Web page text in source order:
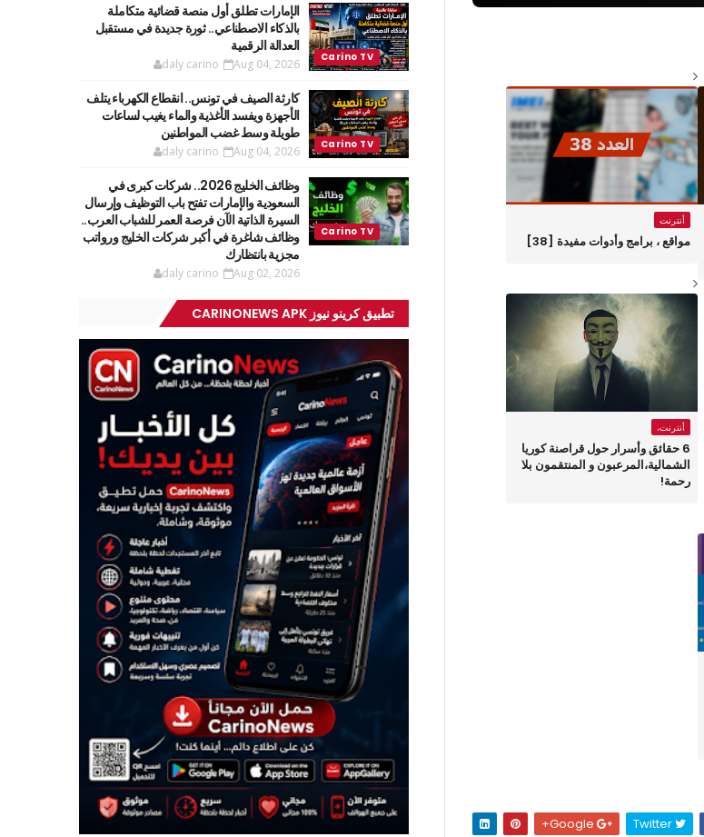
أنترنت
مواقع ، برامج وأدوات مفيدة [38]
أنترنت،
6 حقائق وأسرار حول قراصنة كوريا
الشمالية،المرعبون و المنتقمون بلا
رحمة!
Twitter
الإمارات تطلق أول منصة قضائية متكاملة
بالذكاء الاصطناعي.. ثورة جديدة في مستقبل
العدالة الرقمية
daly carino Aug 04, 2026
كارثة الصيف في تونس.. انقطاع الكهرباء يتلف
الأجهزة ويفسد الأغذية والماء يغيب لساعات
طويلة وسط غضب المواطنين
daly carino Aug 04, 2026
وظائف الخليج 2026.. شركات كبرى في
السعودية والإمارات تفتح باب التوظيف وإرسال
السيرة الذاتية الآن فرصة العمر للشباب العرب..
وظائف شاغرة في أكبر شركات الخليج ورواتب
مجزية بانتظارك
daly carino Aug 02, 2026
تطبيق كرينو نيوز CARINONEWS APK